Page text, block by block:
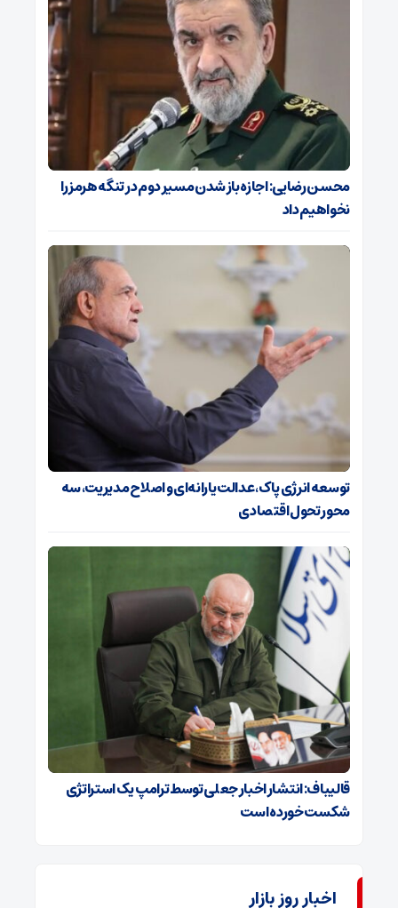
محسن رضایی: اجازه باز شدن مسیر دوم در تنگه هرمز را
نخواهیم داد
توسعه انرژی پاک، عدالت یارانه‌ای و اصلاح مدیریت، سه
محور تحول اقتصادی
قالیباف: انتشار اخبار جعلی توسط ترامپ یک استراتژی
شکست خورده است
اخبار روز بازار